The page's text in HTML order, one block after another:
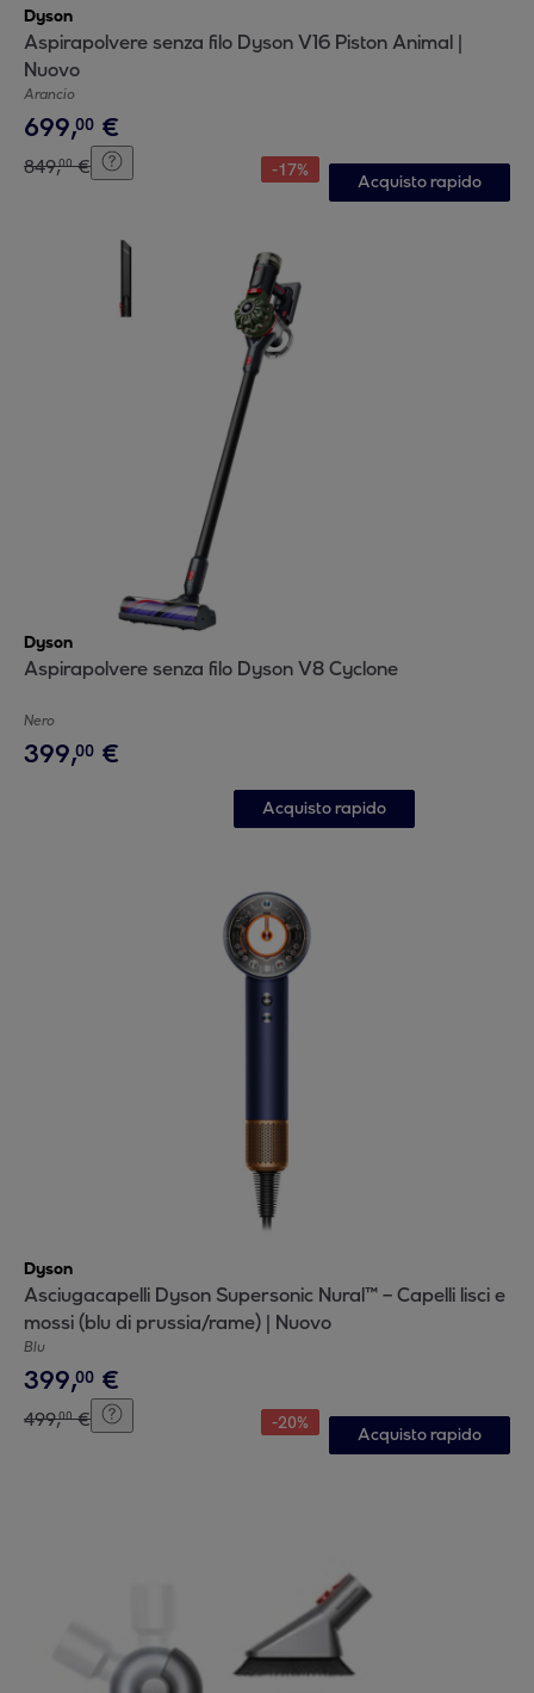
Dyson
Aspirapolvere senza filo Dyson V16 Piston Animal |
Nuovo
Arancio
699,00 €
849,00 € -17%
Acquisto rapido
Dyson
Aspirapolvere senza filo Dyson V8 Cyclone
Nero
399,00 €
Acquisto rapido
Dyson
Asciugacapelli Dyson Supersonic Nural™ – Capelli lisci e
mossi (blu di prussia/rame) | Nuovo
Blu
399,00 €
499,00 € -20%
Acquisto rapido